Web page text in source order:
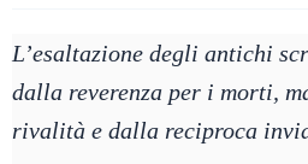
L’esaltazione degli antichi
dalla reverenza per i morti,
rivalità e dalla reciproca